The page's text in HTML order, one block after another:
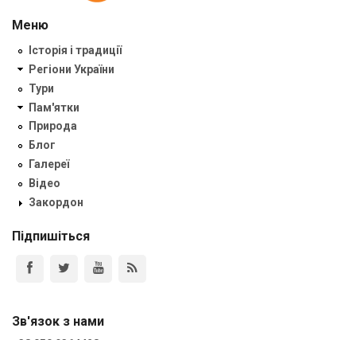
Меню
Історія і традиції
Регіони України
Тури
Пам'ятки
Природа
Блог
Галереї
Відео
Закордон
Підпишіться
Зв'язок з нами